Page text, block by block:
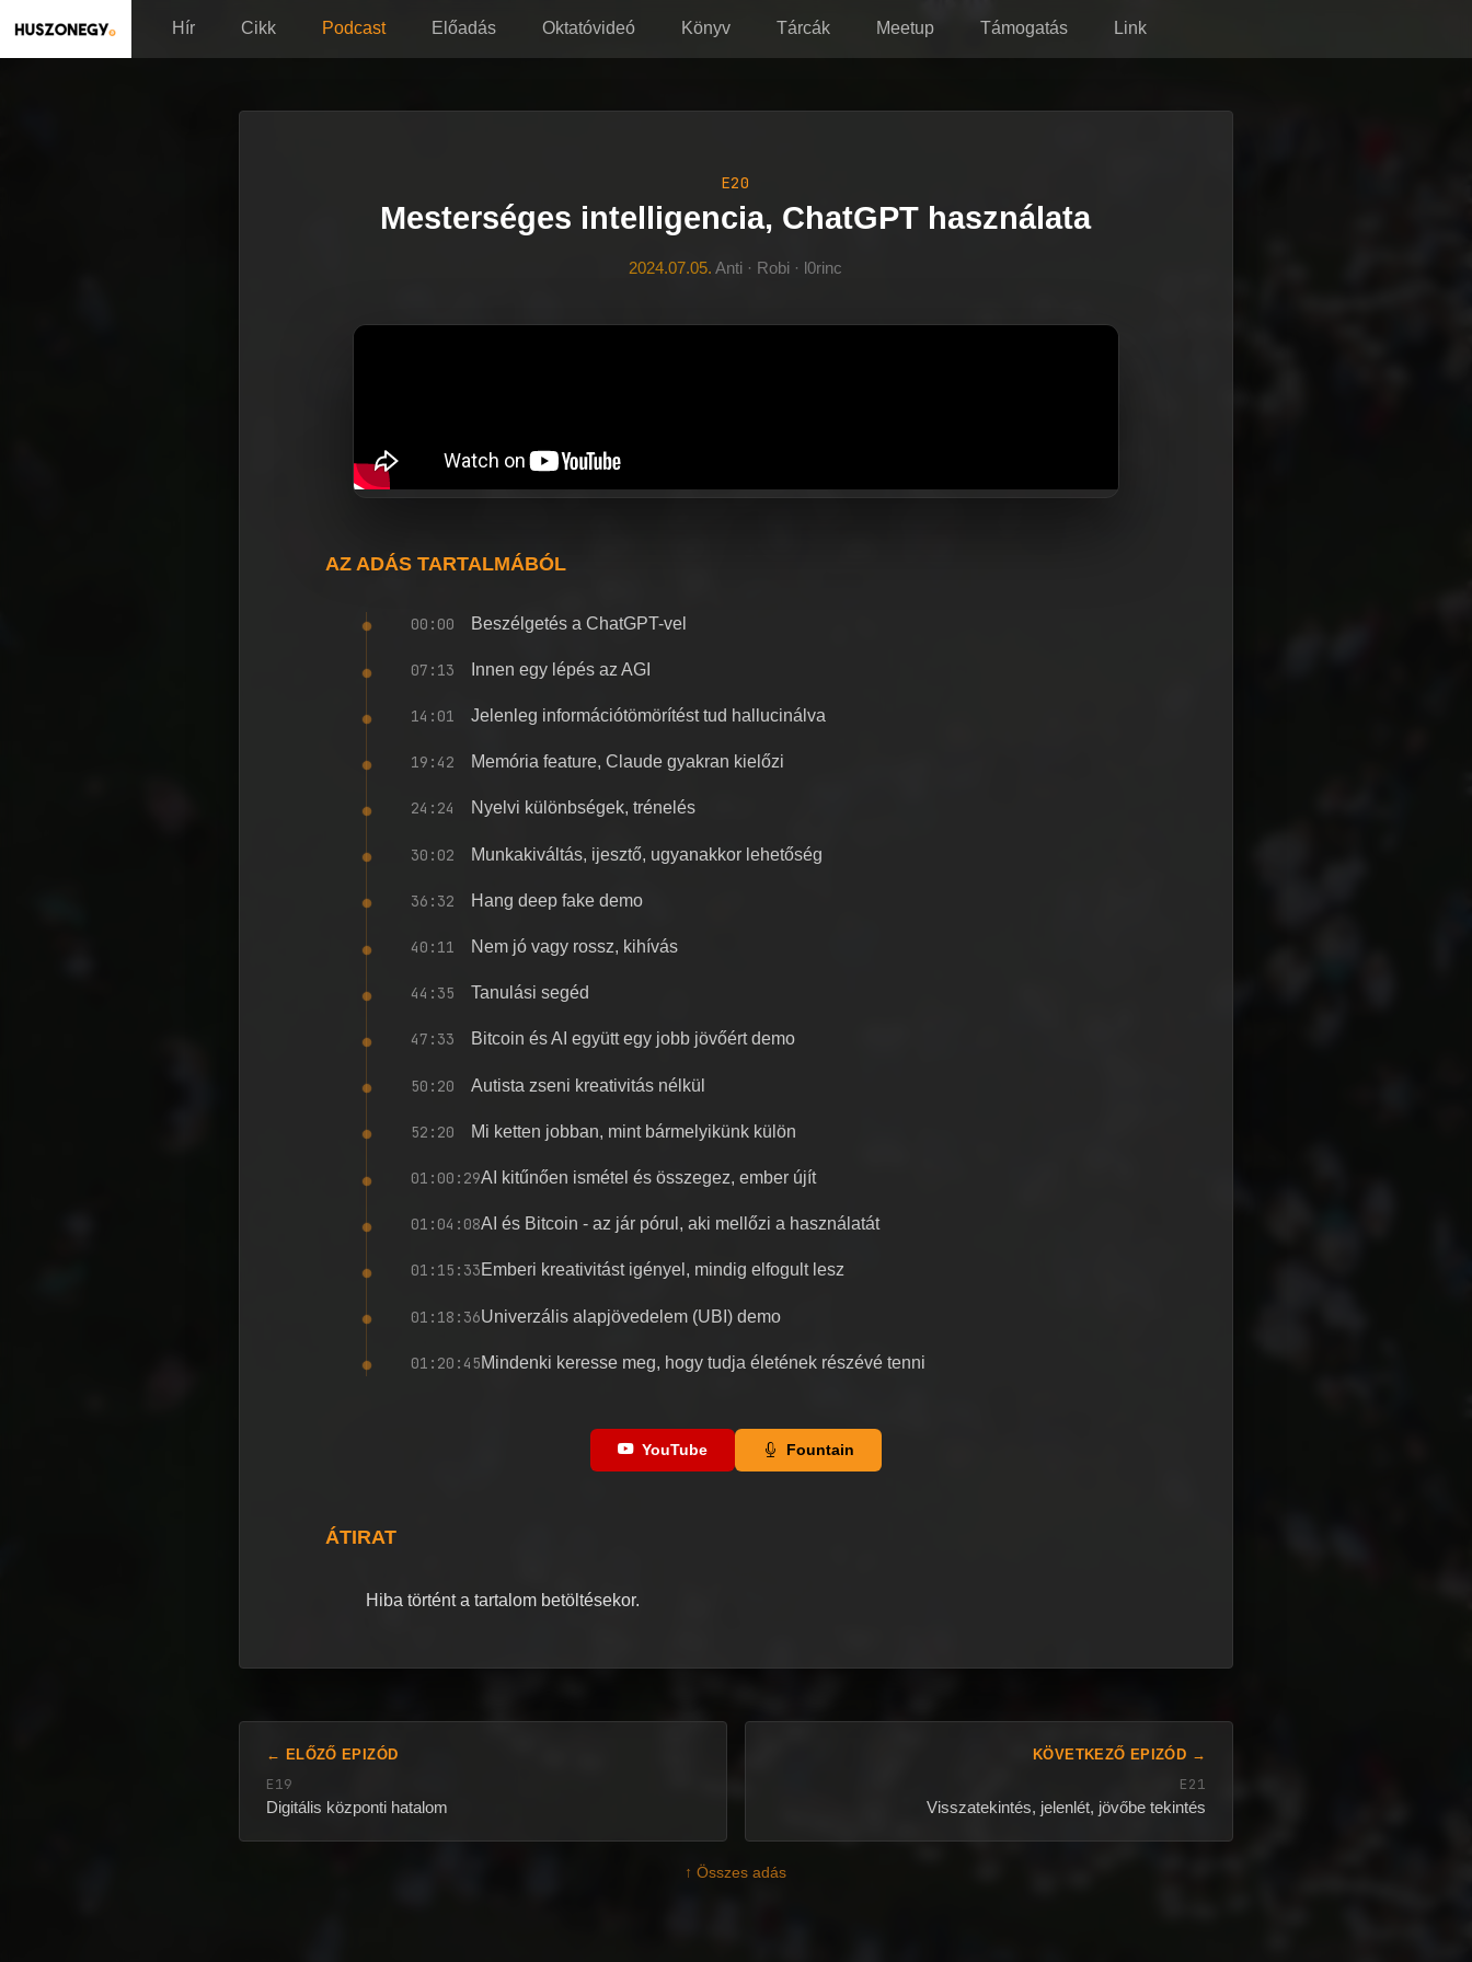
Hír Cikk Podcast Előadás Oktatóvideó Könyv Tárcák Meetup Támogatás Link
E20
Mesterséges intelligencia, ChatGPT használata
2024.07.05. Anti · Robi · l0rinc
AZ ADÁS TARTALMÁBÓL
00:00 Beszélgetés a ChatGPT-vel
07:13 Innen egy lépés az AGI
14:01 Jelenleg információtömörítést tud hallucinálva
19:42 Memória feature, Claude gyakran kielőzi
24:24 Nyelvi különbségek, trénelés
30:02 Munkakiváltás, ijesztő, ugyanakkor lehetőség
36:32 Hang deep fake demo
40:11 Nem jó vagy rossz, kihívás
44:35 Tanulási segéd
47:33 Bitcoin és AI együtt egy jobb jövőért demo
50:20 Autista zseni kreativitás nélkül
52:20 Mi ketten jobban, mint bármelyikünk külön
01:00:29AI kitűnően ismétel és összegez, ember újít
01:04:08AI és Bitcoin - az jár pórul, aki mellőzi a használatát
01:15:33Emberi kreativitást igényel, mindig elfogult lesz
01:18:36Univerzális alapjövedelem (UBI) demo
01:20:45Mindenki keresse meg, hogy tudja életének részévé tenni
YouTube Fountain
ÁTIRAT
Hiba történt a tartalom betöltésekor.
← ELŐZŐ EPIZÓD
E19
Digitális központi hatalom
KÖVETKEZŐ EPIZÓD →
E21
Visszatekintés, jelenlét, jövőbe tekintés
↑ Összes adás